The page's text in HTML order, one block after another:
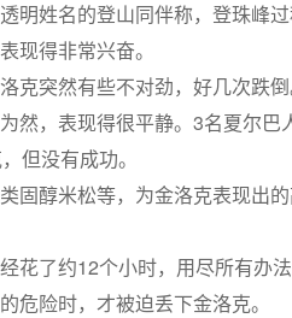
明姓名的登山同伴称，登珠峰
现得非常兴奋。
克突然有些不对劲，好几次跌
然，表现得很平静。3名夏尔
但没有成功。
固醇米松等，为金洛克表现出
花了约12个小时，用尽所有办
危险时，才被迫丢下金洛克。